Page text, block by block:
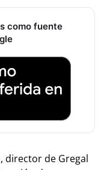
como fuente
director de Gregal